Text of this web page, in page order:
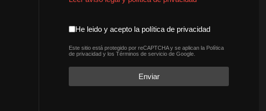
aceptacion política de
He leido y acepto la política de privacidad
reCAPTCHA*
Este sitio está protegido por reCAPTCHA y se aplican la Política
de privacidad y losTérminos de servicio de Google.
Enviar